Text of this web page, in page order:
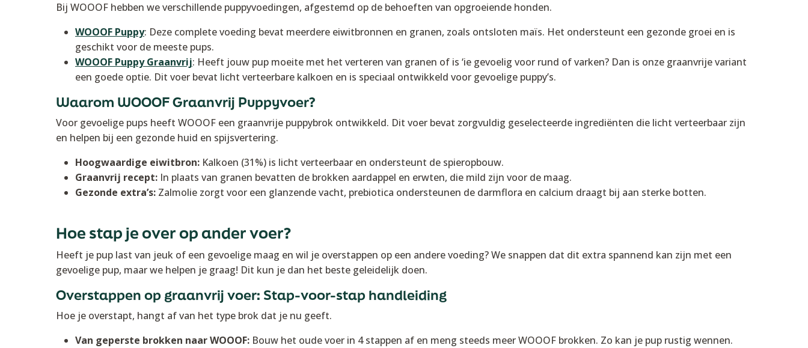
Bij WOOOF hebben we verschillende puppyvoedingen, afgestemd op de behoeften van opgroeiende honden.
WOOOF Puppy: Deze complete voeding bevat meerdere eiwitbronnen en granen, zoals ontsloten maïs. Het ondersteunt een gezonde groei en is
geschikt voor de meeste pups.
WOOOF Puppy Graanvrij: Heeft jouw pup moeite met het verteren van granen of is ‘ie gevoelig voor rund of varken? Dan is onze graanvrije variant
een goede optie. Dit voer bevat licht verteerbare kalkoen en is speciaal ontwikkeld voor gevoelige puppy’s.
Waarom WOOOF Graanvrij Puppyvoer?
Voor gevoelige pups heeft WOOOF een graanvrije puppybrok ontwikkeld. Dit voer bevat zorgvuldig geselecteerde ingrediënten die licht verteerbaar zijn
en helpen bij een gezonde huid en spijsvertering.
Hoogwaardige eiwitbron: Kalkoen (31%) is licht verteerbaar en ondersteunt de spieropbouw.
Graanvrij recept: In plaats van granen bevatten de brokken aardappel en erwten, die mild zijn voor de maag.
Gezonde extra’s: Zalmolie zorgt voor een glanzende vacht, prebiotica ondersteunen de darmflora en calcium draagt bij aan sterke botten.
Hoe stap je over op ander voer?
Heeft je pup last van jeuk of een gevoelige maag en wil je overstappen op een andere voeding? We snappen dat dit extra spannend kan zijn met een
gevoelige pup, maar we helpen je graag! Dit kun je dan het beste geleidelijk doen.
Overstappen op graanvrij voer: Stap-voor-stap handleiding
Hoe je overstapt, hangt af van het type brok dat je nu geeft.
Van geperste brokken naar WOOOF: Bouw het oude voer in 4 stappen af en meng steeds meer WOOOF brokken. Zo kan je pup rustig wennen.